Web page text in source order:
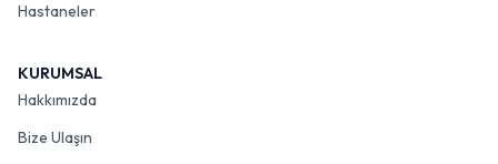
Hastaneler
KURUMSAL
Hakkımızda
Bize Ulaşın